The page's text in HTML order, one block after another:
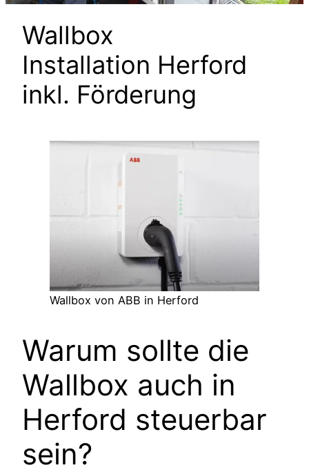
Wallbox
Installation Herford
inkl. Förderung
Wallbox von ABB in Herford
Warum sollte die
Wallbox auch in
Herford steuerbar
sein?